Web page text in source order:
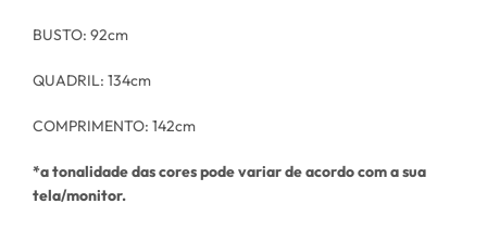
BUSTO: 92cm
QUADRIL: 134cm
COMPRIMENTO: 142cm
*a tonalidade das corespodevariar de acordo com a sua
tela/monitor.